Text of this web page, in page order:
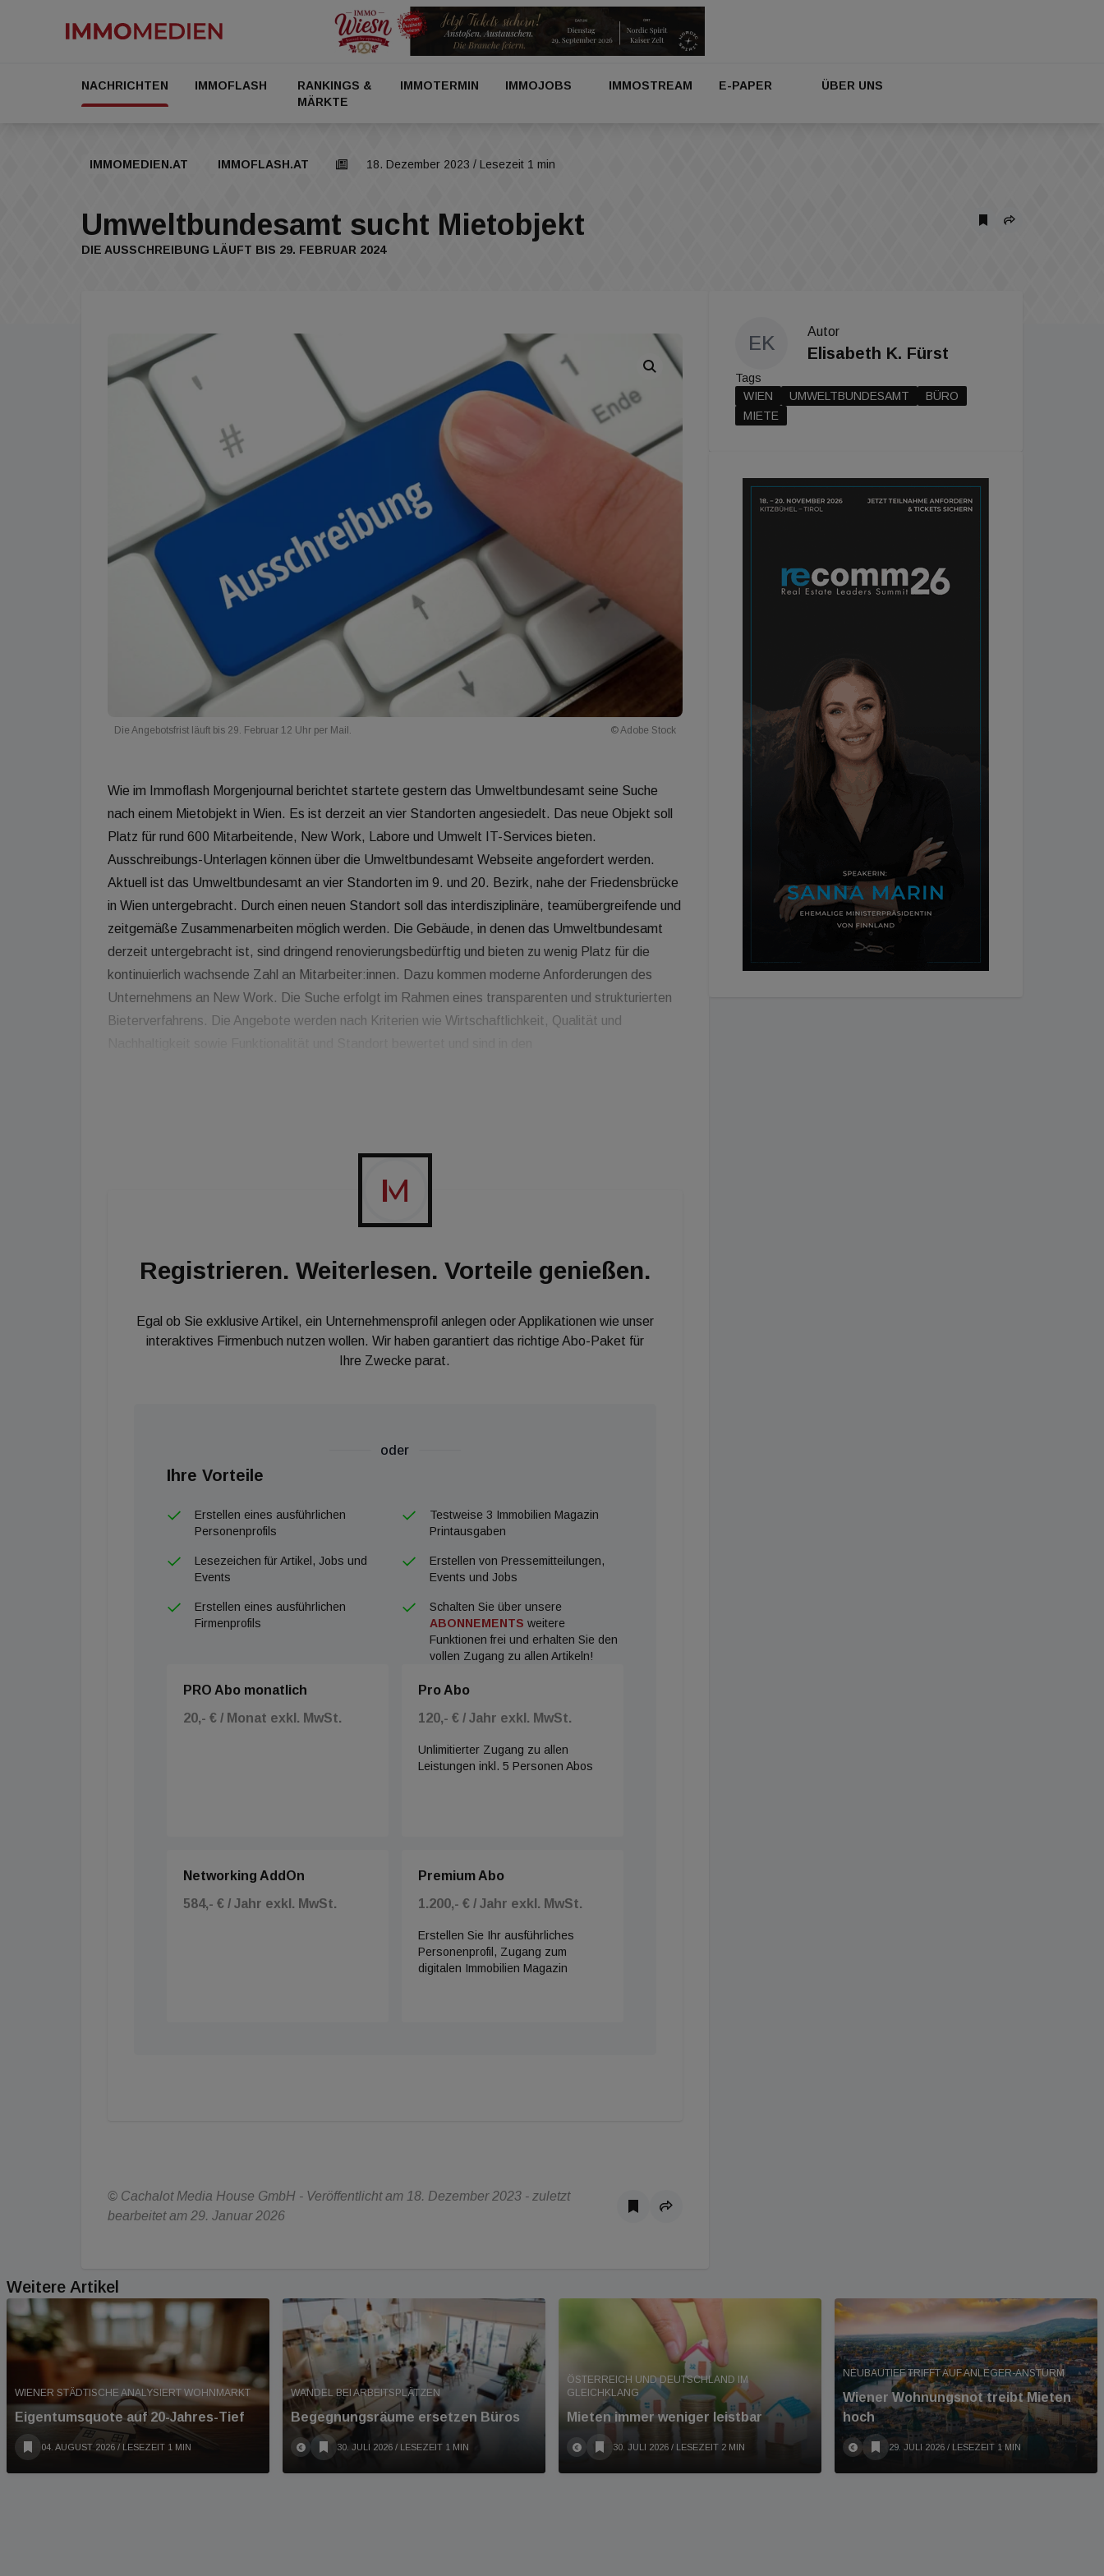
NACHRICHTEN IMMOFLASH
RANKINGS &
MÄRKTE
IMMOTERMIN IMMOJOBS IMMOSTREAM E-PAPER ÜBER UNS
IMMOMEDIEN.AT IMMOFLASH.AT 18. Dezember 2023 / Lesezeit 1 min
Umweltbundesamt sucht Mietobjekt
DIE AUSSCHREIBUNG LÄUFT BIS 29. FEBRUAR 2024
Die Angebotsfrist läuft bis 29. Februar 12 Uhr per Mail. © Adobe Stock
Wie im Immoflash Morgenjournal berichtet startete gestern das Umweltbundesamt seine Suche
nach einem Mietobjekt in Wien. Es ist derzeit an vier Standorten angesiedelt. Das neue Objekt soll
Platz für rund 600 Mitarbeitende, New Work, Labore und Umwelt IT-Services bieten.
Ausschreibungs-Unterlagen können über die Umweltbundesamt Webseite angefordert werden.
Aktuell ist das Umweltbundesamt an vier Standorten im 9. und 20. Bezirk, nahe der Friedensbrücke
in Wien untergebracht. Durch einen neuen Standort soll das interdisziplinäre, teamübergreifende und
zeitgemäße Zusammenarbeiten möglich werden. Die Gebäude, in denen das Umweltbundesamt
derzeit untergebracht ist, sind dringend renovierungsbedürftig und bieten zu wenig Platz für die
kontinuierlich wachsende Zahl an Mitarbeiter:innen. Dazu kommen moderne Anforderungen des
Unternehmens an New Work. Die Suche erfolgt im Rahmen eines transparenten und strukturierten
Bieterverfahrens. Die Angebote werden nach Kriterien wie Wirtschaftlichkeit, Qualität und
Registrieren. Weiterlesen. Vorteile genießen.
Egal ob Sie exklusive Artikel, ein Unternehmensprofil anlegen oder Applikationen wie unser
interaktives Firmenbuch nutzen wollen. Wir haben garantiert das richtige Abo-Paket für
Ihre Zwecke parat.
oder
Ihre Vorteile
Erstellen eines ausführlichen
Personenprofils
Testweise 3 Immobilien Magazin
Printausgaben
Lesezeichen für Artikel, Jobs und
Events
Erstellen von Pressemitteilungen,
Events und Jobs
Erstellen eines ausführlichen
Firmenprofils
Schalten Sie über unsere
ABONNEMENTS weitere
Funktionen frei und erhalten Sie den
vollen Zugang zu allen Artikeln!
PRO Abo monatlich
20,- € / Monat exkl. MwSt.
Pro Abo
120,- € / Jahr exkl. MwSt.
Unlimitierter Zugang zu allen
Leistungen inkl. 5 Personen Abos
Networking AddOn
584,- € / Jahr exkl. MwSt.
Premium Abo
1.200,- € / Jahr exkl. MwSt.
Erstellen Sie Ihr ausführliches
Personenprofil, Zugang zum
digitalen Immobilien Magazin
© Cachalot Media House GmbH - Veröffentlicht am 18. Dezember 2023 - zuletzt
bearbeitet am 29. Januar 2026
EK
Autor
Elisabeth K. Fürst
Tags
WIEN
UMWELTBUNDESAMT
BÜRO
MIETE
Weitere Artikel
WIENER STÄDTISCHE ANALYSIERT WOHNMARKT
Eigentumsquote auf 20-Jahres-Tief
04. AUGUST 2026 / LESEZEIT 1 MIN
WANDEL BEI ARBEITSPLÄTZEN
Begegnungsräume ersetzen Büros
30. JULI 2026 / LESEZEIT 1 MIN
ÖSTERREICH UND DEUTSCHLAND IM
GLEICHKLANG
Mieten immer weniger leistbar
30. JULI 2026 / LESEZEIT 2 MIN
NEUBAUTIEF TRIFFT AUF ANLEGER-ANSTURM
Wiener Wohnungsnot treibt Mieten
hoch
29. JULI 2026 / LESEZEIT 1 MIN